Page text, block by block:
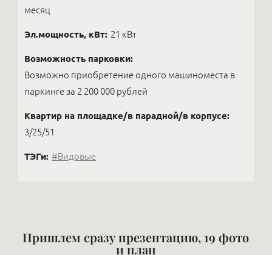
месяц
Эл.мощность, кВт: 21 кВт
Возможность парковки:
Возможно приобретение одного машиноместа в
паркинге за 2 200 000 рублей
Квартир на площадке/в парадной/в корпусе:
3/25/51
ТЭГи: #Видовые
Пришлем сразу презентацию, 19 фото
и план